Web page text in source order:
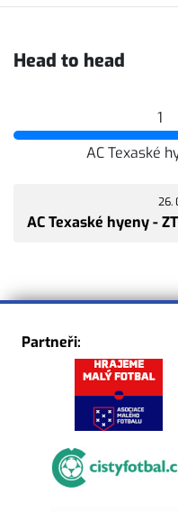
Head to head
1
AC Texaské
26.
AC Texaské hyeny - ZT
Partneři: